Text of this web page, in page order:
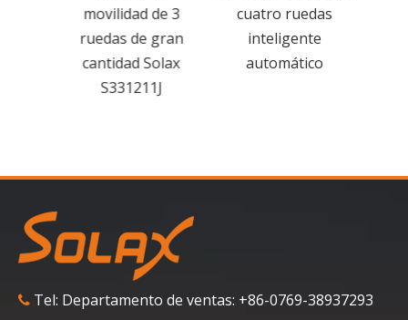
movilidad de 3
ruedas de gran
cantidad Solax
S331211J
cuatro ruedas
inteligente
automático
 Tel: Departamento de ventas: +86-0769-38937293